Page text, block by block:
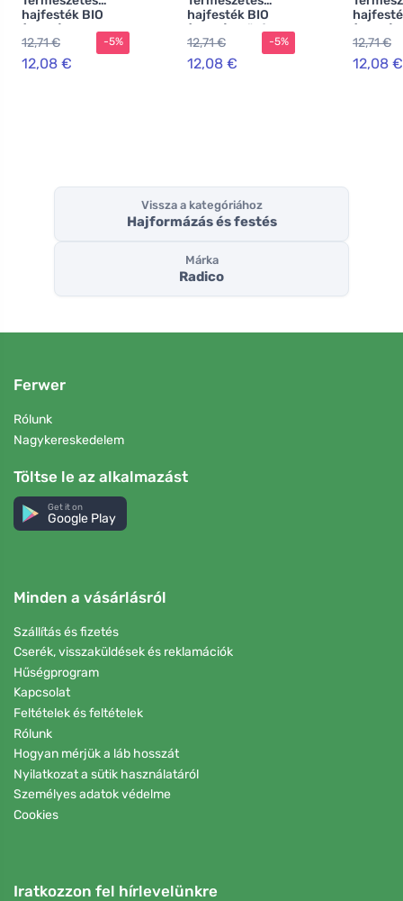
hajfesték BIO
(100 g) -
világosbarna
12,71 €
12,08 €
-5%
hajfesték BIO
(100 g) - sötét
hamuszőke
12,71 €
12,08 €
-5%
(100 g)
barna
12,71 €
12,08 €
Vissza a kategóriához
Hajformázás és festés
Márka
Radico
Ferwer
Rólunk
Nagykereskedelem
Töltse le az alkalmazást
Get it on
Google Play
Minden a vásárlásról
Szállítás és fizetés
Cserék, visszaküldések és reklamációk
Hűségprogram
Kapcsolat
Feltételek és feltételek
Rólunk
Hogyan mérjük a láb hosszát
Nyilatkozat a sütik használatáról
Személyes adatok védelme
Cookies
Iratkozzon fel hírlevelünkre